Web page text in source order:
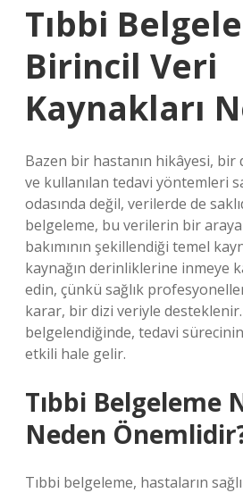
Tıbbi
Birincil Veri
Kaynakları
Bazen bir hastanın hikâyesi,
ve kullanılan tedavi yöntemleri
odasında değil, verilerde de
belgeleme, bu verilerin bir
bakımının şekillendiği temel
kaynağın derinliklerine inmeye
edin, çünkü sağlık
karar, bir dizi veriyle
belgelendiğinde, tedavi
etkili hale gelir.
Tıbbi Belgeleme
Neden
Tıbbi belgeleme, hastaların